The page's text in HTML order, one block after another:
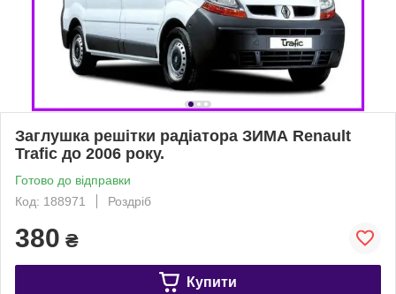
Заглушка решітки радіатора ЗИМА Renault
Trafic до 2006 року.
Готово до відправки
Код: 188971
Роздріб
380 ₴
Купити